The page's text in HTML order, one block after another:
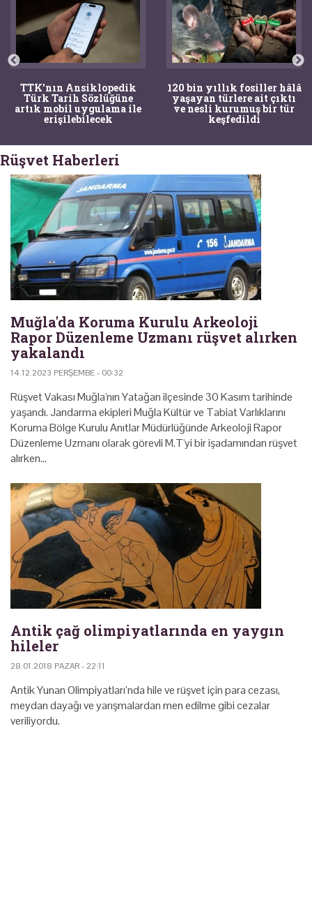
TTK'nın Ansiklopedik
Türk Tarih Sözlüğüne
artık mobil uygulama ile
erişilebilecek
120 bin yıllık fosiller hâlâ
yaşayan türlere ait çıktı
ve nesli kurumuş bir tür
keşfedildi
Rüşvet Haberleri
Muğla'da Koruma Kurulu Arkeoloji
Rapor Düzenleme Uzmanı rüşvet alırken
yakalandı
14.12.2023 PERŞEMBE - 00:32
Rüşvet Vakası Muğla'nın Yatağan ilçesinde 30 Kasım tarihinde
yaşandı. Jandarma ekipleri Muğla Kültür ve Tabiat Varlıklarını
Koruma Bölge Kurulu Anıtlar Müdürlüğünde Arkeoloji Rapor
Düzenleme Uzmanı olarak görevli M.T'yi bir işadamından rüşvet
alırken…
Antik çağ olimpiyatlarında en yaygın
hileler
28.01.2018 PAZAR - 22:11
Antik Yunan Olimpiyatları’nda hile ve rüşvet için para cezası,
meydan dayağı ve yarışmalardan men edilme gibi cezalar
veriliyordu.